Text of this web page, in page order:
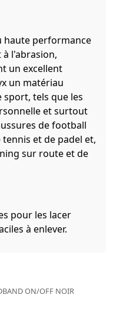
haute performance
l'abrasion,
un excellent
un matériau
tels que les
et surtout
de football
et de padel et,
sur route et de
pour les lacer
à enlever.
ON/OFF NOIR